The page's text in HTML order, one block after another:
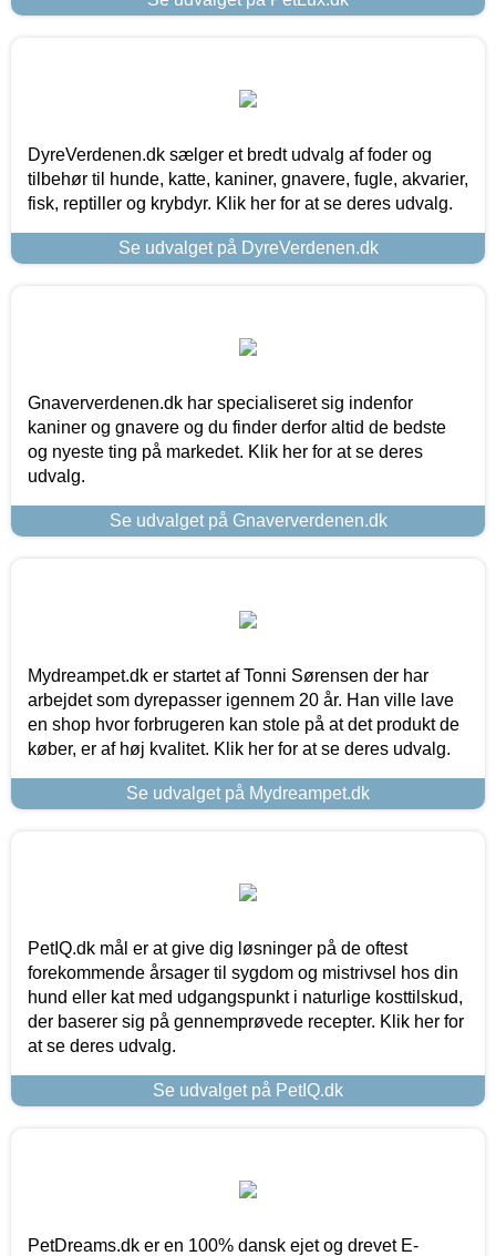
DyreVerdenen.dk sælger et bredt udvalg af foder og
tilbehør til hunde, katte, kaniner, gnavere, fugle, akvarier,
fisk, reptiller og krybdyr. Klik her for at se deres udvalg.
Se udvalget på DyreVerdenen.dk
Gnaververdenen.dk har specialiseret sig indenfor
kaniner og gnavere og du finder derfor altid de bedste
og nyeste ting på markedet. Klik her for at se deres
udvalg.
Se udvalget på Gnaververdenen.dk
Mydreampet.dk er startet af Tonni Sørensen der har
arbejdet som dyrepasser igennem 20 år. Han ville lave
en shop hvor forbrugeren kan stole på at det produkt de
køber, er af høj kvalitet. Klik her for at se deres udvalg.
Se udvalget på Mydreampet.dk
PetIQ.dk mål er at give dig løsninger på de oftest
forekommende årsager til sygdom og mistrivsel hos din
hund eller kat med udgangspunkt i naturlige kosttilskud,
der baserer sig på gennemprøvede recepter. Klik her for
at se deres udvalg.
Se udvalget på PetIQ.dk
PetDreams.dk er en 100% dansk ejet og drevet E-